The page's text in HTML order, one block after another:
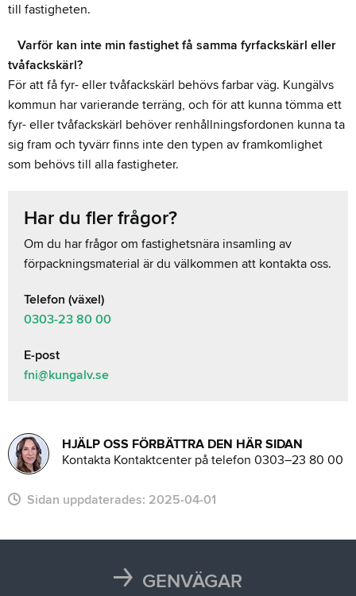
till fastigheten.
Varför kan inte min fastighet få samma fyrfackskärl eller
tvåfackskärl?
För att få fyr- eller tvåfackskärl behövs farbar väg. Kungälvs
kommun har varierande terräng, och för att kunna tömma ett
fyr- eller tvåfackskärl behöver renhållningsfordonen kunna ta
sig fram och tyvärr finns inte den typen av framkomlighet
som behövs till alla fastigheter.
Har du fler frågor?
Om du har frågor om fastighetsnära insamling av
förpackningsmaterial är du välkommen att kontakta oss.
Telefon (växel)
0303-23 80 00
E-post
fni@kungalv.se
HJÄLP OSS FÖRBÄTTRA DEN HÄR SIDAN
Kontakta Kontaktcenter på telefon 0303–23 80 00
Sidan uppdaterades: 2025-04-01
GENVÄGAR